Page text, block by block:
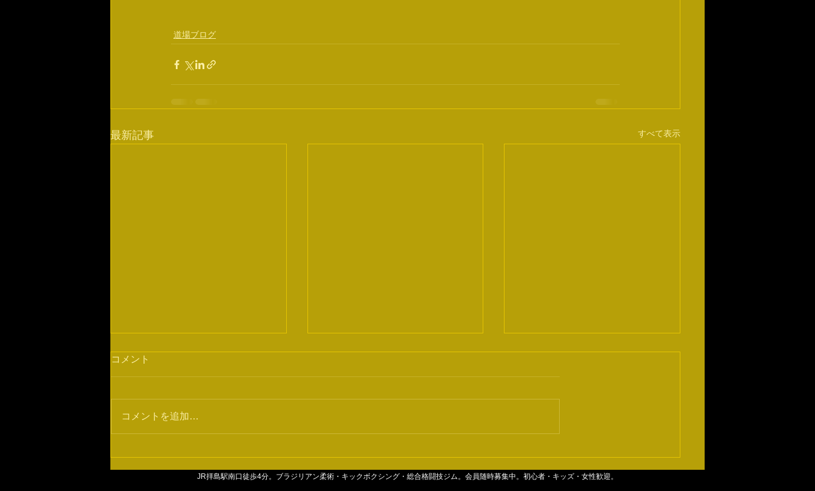
道場ブログ
最新記事 すべて表示
大人数
コメント
コメントを追加…
​JR拝島駅南口徒歩4分。ブラジリアン柔術・キックボクシング・総合格闘技ジム。会員随時募集中。初心者・キッズ・女性歓迎。